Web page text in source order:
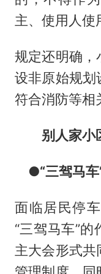
主、使用人使
规定还明确，
设非原始规划
符合消防等相
别人家小
●“三驾马车
面临居民停
“三驾马车”
主大会形式